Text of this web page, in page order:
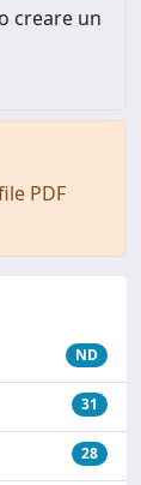
creare un
PDF
ND
31
28